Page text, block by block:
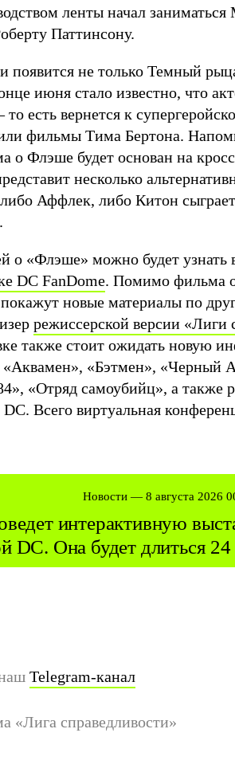
ленты начал заниматься
Паттинсону.
появится не только Темный
июня стало известно, что
есть вернется к
фильмы Тима Бертона.
о Флэше будет основан на
несколько
Аффлек, либо Китон
о «Флэше» можно будет узнать
DC FanDome. Помимо фильма
новые материалы по
режиссерской версии «Лиги
также стоит ожидать новую
«Аквамен», «Бэтмен», «Черный
«Отряд самоубийц», а также
Всего виртуальная
Новости — 8 августа 2026
интерактивную
DC. Она будет длиться 24
Telegram-канал
«Лига справедливости»